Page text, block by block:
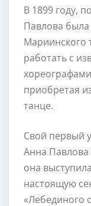
В 1899 году,
Павлова
Мариинского
работать с
приобретая
танце.
Свой первый
Анна Павлова
она
настоящую
«Лебединого